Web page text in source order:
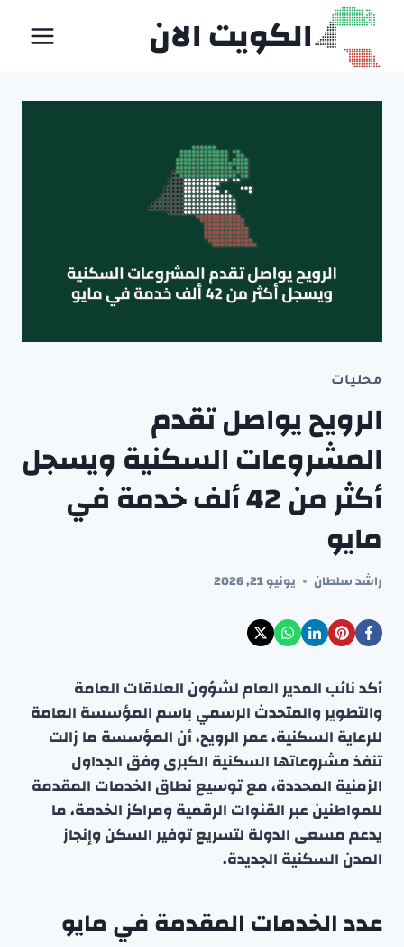
التجاوز
المحتوى
الكويت الان
محليات
الرويح يواصل تقدم
المشروعات السكنية ويسجل
أكثر من 42 ألف خدمة في
مايو
راشد سلطان يونيو 21, 2026
أكد نائب المدير العام لشؤون العلاقات العامة
والتطوير والمتحدث الرسمي باسم المؤسسة العامة
للرعاية السكنية، عمر الرويح، أن المؤسسة ما زالت
تنفذ مشروعاتها السكنية الكبرى وفق الجداول
الزمنية المحددة، مع توسيع نطاق الخدمات المقدمة
للمواطنين عبر القنوات الرقمية ومراكز الخدمة، ما
يدعم مسعى الدولة لتسريع توفير السكن وإنجاز
المدن السكنية الجديدة.
عدد الخدمات المقدمة في مايو